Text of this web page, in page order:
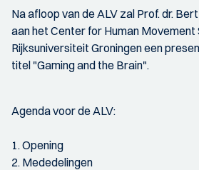
Na afloop van de ALV zal Prof. dr.
aan het Center for Human Movement
Rijksuniversiteit Groningen een
titel "Gaming and the Brain".
Agenda voor de ALV:
1. Opening
2. Mededelingen